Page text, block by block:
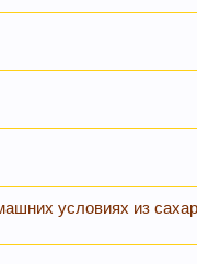
которые
помогает
на
условиях из